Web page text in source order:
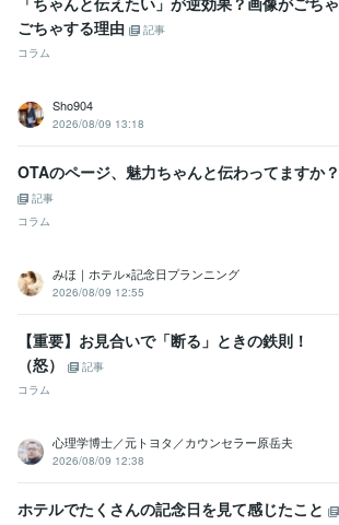
ごちゃする理由
記事
コラム
Sho904
2026/08/09 13:18
OTAのページ、魅力ちゃんと伝わってますか？
記事
コラム
みほ｜ホテル×記念日プランニング
2026/08/09 12:55
【重要】お見合いで「断る」ときの鉄則！
（怒）
記事
コラム
心理学博士／元トヨタ／カウンセラー原岳夫
2026/08/09 12:38
ホテルでたくさんの記念日を見て感じたこと